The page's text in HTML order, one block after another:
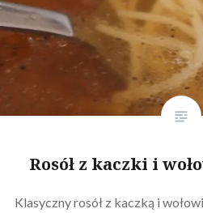
Rosół z kaczki i
Klasyczny rosół z kaczką i